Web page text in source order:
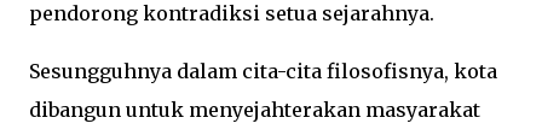
pendorong kontradiksi setua sejarahnya.
Sesungguhnya dalam cita-cita filosofisnya, kota
dibangun untuk menyejahterakan masyarakat